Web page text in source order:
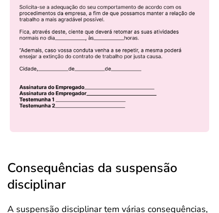
Consequências da suspensão
disciplinar
A suspensão disciplinar tem várias consequências,